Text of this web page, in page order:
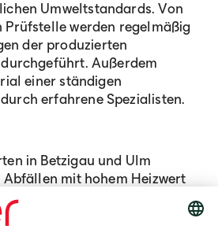
Umweltstandards. Von
Prüfstelle werden regelmäßig
der produzierten
Außerdem
einer ständigen
erfahrene Spezialisten.
in Betzigau und Ulm
mit hohem Heizwert
Altholz etc.
beliefern damit Kunden aus